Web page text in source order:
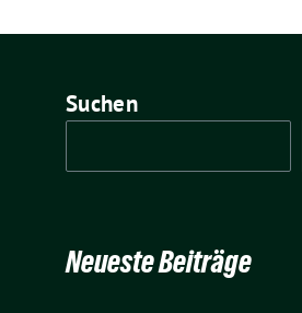
Suchen
Neueste Beiträge